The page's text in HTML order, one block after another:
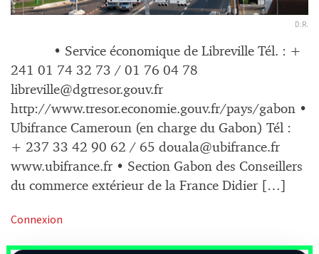
D.R.
• Service économique de Libreville Tél. : +
241 01 74 32 73 / 01 76 04 78
libreville@dgtresor.gouv.fr
http://www.tresor.economie.gouv.fr/pays/gabon •
Ubifrance Cameroun (en charge du Gabon) Tél :
+ 237 33 42 90 62 / 65 douala@ubifrance.fr
www.ubifrance.fr • Section Gabon des Conseillers
du commerce extérieur de la France Didier […]
Connexion